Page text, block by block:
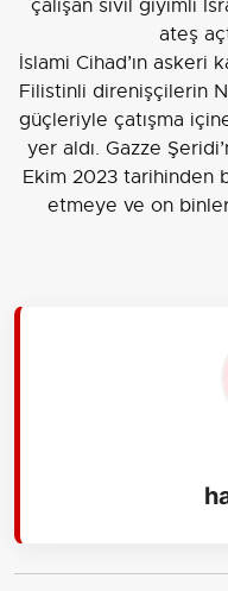
çalışan sivil giyimli
ateş
İslami Cihad’ın askeri
Filistinli direnişçilerin
güçleriyle çatışma
yer aldı. Gazze
Ekim 2023 tarihinden
etmeye ve on